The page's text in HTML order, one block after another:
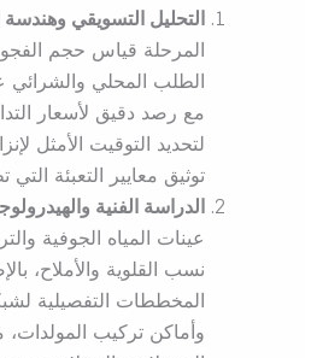
التحليل التسويقي وهندسة
المرحلة قياس حجم
الطلب المحلي والشرائي
مع رصد دقيق لأسعار
لتحديد التوقيت الأمثل
توثيق معايير التعبئة التي
الدراسة الفنية
عينات المياه الجوفية
نسب القلوية والأملاح،
المخططات التفصيلية
وأماكن تركيب المولدات،